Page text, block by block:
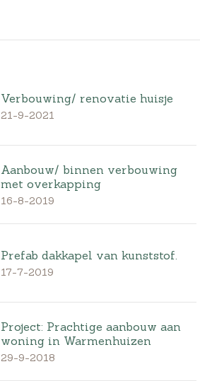
Verbouwing/ renovatie huisje
21-9-2021
Aanbouw/ binnen verbouwing
met overkapping
16-8-2019
Prefab dakkapel van kunststof.
17-7-2019
Project: Prachtige aanbouw aan
woning in Warmenhuizen
29-9-2018